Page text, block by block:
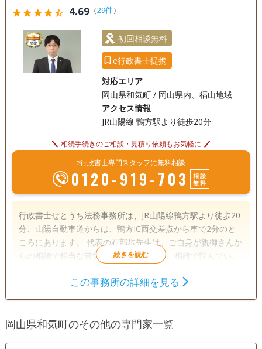
starstarstarstarstar_half 4.69（29件）
初回相談無料
e行政書士提携
対応エリア
岡山県和気町 / 岡山県内、福山地域
アクセス情報
JR山陽線 鴨方駅より徒歩20分
相続手続きのご相談・見積り依頼もお気軽に
e行政書士専門スタッフに無料相談
0120-919-703
相談
無料
行政書士せとうち法務事務所は、JR山陽線鴨方駅より徒歩20
分、山陽自動車道からは、鴨方IC西交差点から車で2分のと
ころにあります。 代表の石部歩先生は、ご自身が親御さんか
らの相続で相当な苦労をされた経験から、相続で悩んでいる
書士になることを決意されたそうです。その後、2014年に行
す。今後は、さまざまな相続問題を解決して行政書士として
遺産分割
戸籍収集
相続人調査
この事務所の詳細を見る
岡山県和気町のその他の専門家一覧